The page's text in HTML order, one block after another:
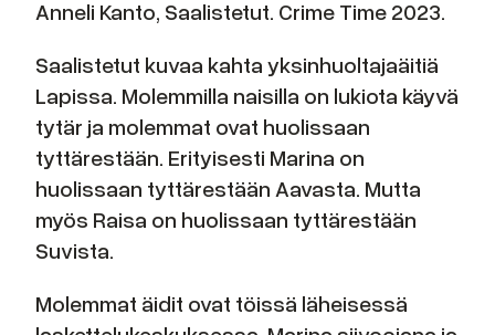
Anneli Kanto, Saalistetut. Crime Time 2023.
Saalistetut kuvaa kahta yksinhuoltajaäitiä
Lapissa. Molemmilla naisilla on lukiota käyvä
tytär ja molemmat ovat huolissaan
tyttärestään. Erityisesti Marina on
huolissaan tyttärestään Aavasta. Mutta
myös Raisa on huolissaan tyttärestään
Suvista.
Molemmat äidit ovat töissä läheisessä